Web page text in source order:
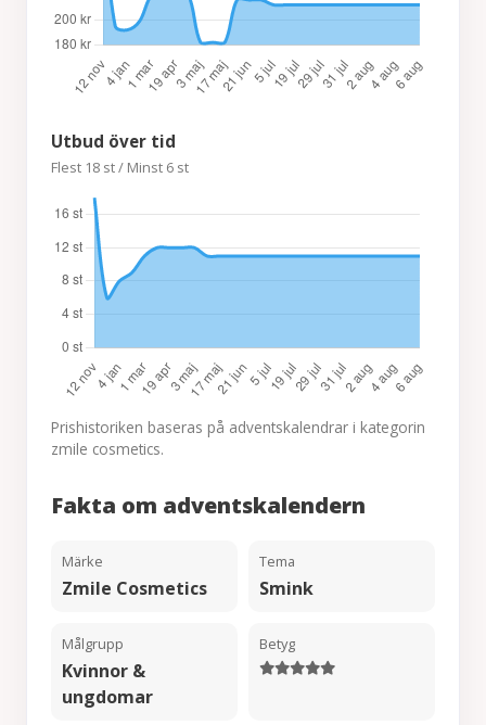
Utbud över tid
Flest 18 st / Minst 6 st
Prishistoriken baseras på adventskalendrar i kategorin
zmile cosmetics.
Fakta om adventskalendern
Märke
Zmile Cosmetics
Tema
Smink
Målgrupp
Kvinnor &
ungdomar
Betyg